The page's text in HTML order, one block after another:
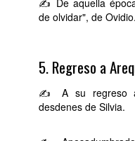
✍ De aquella
de olvidar", de Ovidio.
5. Regreso a
✍ A su regreso a
desdenes de Silvia.